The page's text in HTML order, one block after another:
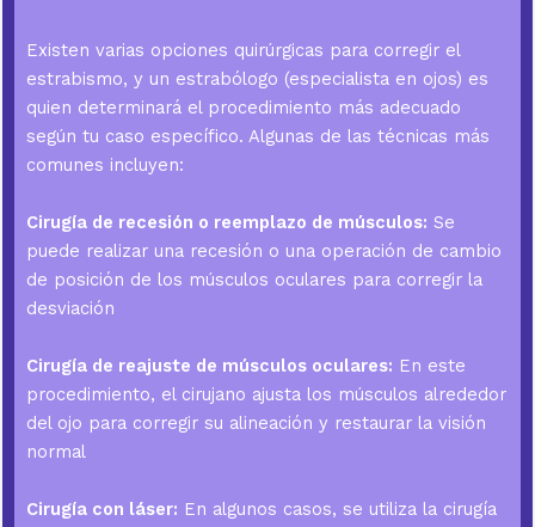
Existen varias opciones quirúrgicas para corregir el
estrabismo, y un estrabólogo (especialista en ojos) es
quien determinará el procedimiento más adecuado
según tu caso específico. Algunas de las técnicas más
comunes incluyen:
Cirugía de recesión o reemplazo de músculos: Se
puede realizar una recesión o una operación de cambio
de posición de los músculos oculares para corregir la
desviación
Cirugía de reajuste de músculos oculares: En este
procedimiento, el cirujano ajusta los músculos alrededor
del ojo para corregir su alineación y restaurar la visión
normal
Cirugía con láser: En algunos casos, se utiliza la cirugía